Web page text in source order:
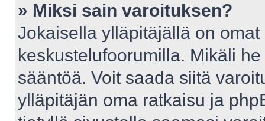
» Miksi sain varoituksen?
Jokaisella ylläpitäjällä on
keskustelufoorumilla. Mikäli
sääntöä. Voit saada siitä
ylläpitäjän oma ratkaisu ja